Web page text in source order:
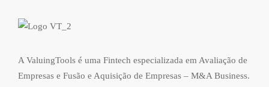
A ValuingTools é uma Fintech especializada em Avaliação de
Empresas e Fusão e Aquisição de Empresas – M&A Business.